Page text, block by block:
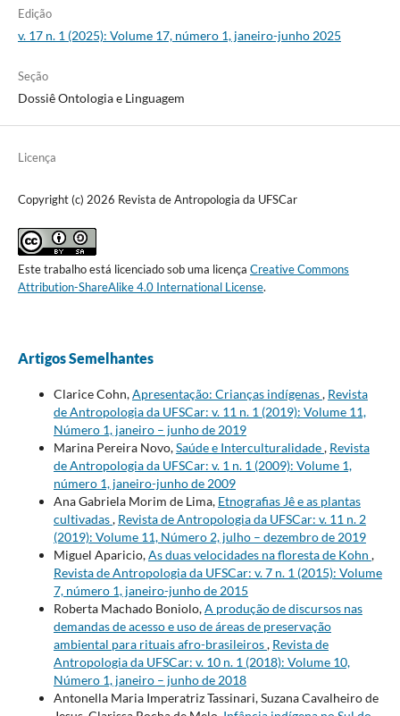
Edição
v. 17 n. 1 (2025): Volume 17, número 1, janeiro-junho 2025
Seção
Dossiê Ontologia e Linguagem
Licença
Copyright (c) 2026 Revista de Antropologia da UFSCar
Este trabalho está licenciado sob uma licença Creative Commons
Attribution-ShareAlike 4.0 International License.
Artigos Semelhantes
Clarice Cohn,Apresentação: Crianças indígenas, Revista
de Antropologia da UFSCar: v. 11 n. 1 (2019): Volume 11,
Número 1, janeiro – junho de 2019
Marina Pereira Novo,Saúde e Interculturalidade, Revista
de Antropologia da UFSCar: v. 1 n. 1 (2009): Volume 1,
número 1, janeiro-junho de 2009
Ana Gabriela Morim de Lima, Etnografias Jê e as plantas
cultivadas, Revista de Antropologia da UFSCar: v. 11 n. 2
(2019): Volume 11, Número 2, julho – dezembro de 2019
Miguel Aparicio,As duas velocidades na floresta de Kohn ,
Revista de Antropologia da UFSCar: v. 7 n. 1 (2015): Volume
7, número 1, janeiro-junho de 2015
Roberta Machado Boniolo,A produção de discursos nas
demandas de acesso e uso de áreas de preservação
ambiental para rituais afro-brasileiros, Revista de
Antropologia da UFSCar: v. 10 n. 1 (2018): Volume 10,
Número 1, janeiro – junho de 2018
Antonella Maria Imperatriz Tassinari, Suzana Cavalheiro de